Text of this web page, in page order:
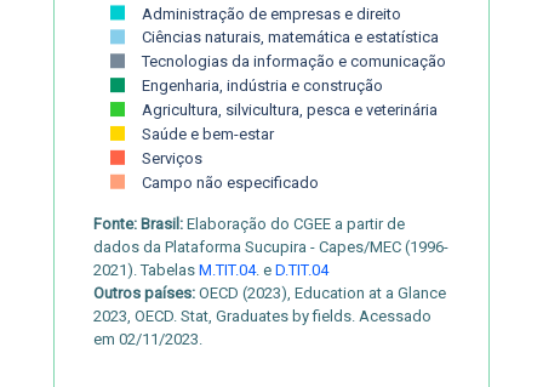
Administração de empresas e direito
Ciências naturais, matemática e estatística
Tecnologias da informação e comunicação (TIC)
Engenharia, indústria e construção
Agricultura, silvicultura, pesca e veterinária
Saúde e bem-estar
Serviços
Campo não especificado
Fonte: Brasil: Elaboração do CGEE a partir de
dados da Plataforma Sucupira - Capes/MEC (1996-
2021). Tabelas M.TIT.04. e D.TIT.04
Outros países: OECD (2023), Education at a Glance
2023, OECD. Stat, Graduates by fields. Acessado
em 02/11/2023.